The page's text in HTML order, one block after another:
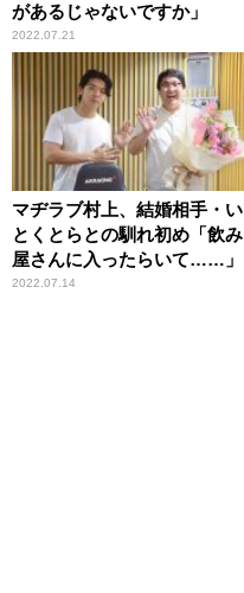
があるじゃないですか」
2022.07.21
マヂラブ村上、結婚相手・い
とくとらとの馴れ初め「飲み
屋さんに入ったらいて……」
2022.07.14